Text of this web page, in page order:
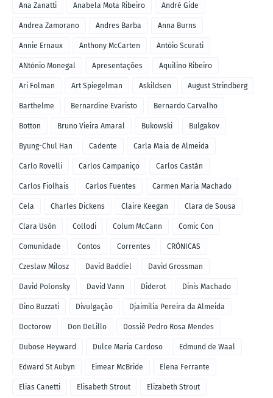
Ana Zanatti Anabela Mota Ribeiro André Gide
Andrea Zamorano Andres Barba Anna Burns
Annie Ernaux Anthony McCarten Antóio Scurati
ANtónio Monegal Apresentações Aquilino Ribeiro
Ari Folman Art Spiegelman Askildsen August Strindberg
Barthelme Bernardine Evaristo Bernardo Carvalho
Botton Bruno Vieira Amaral Bukowski Bulgakov
Byung-Chul Han Cadente Carla Maia de Almeida
Carlo Rovelli Carlos Campaniço Carlos Castán
Carlos Fiolhais Carlos Fuentes Carmen Maria Machado
Cela Charles Dickens Claire Keegan Clara de Sousa
Clara Usón Collodi Colum McCann Comic Con
Comunidade Contos Correntes CRÓNICAS
Czeslaw Milosz David Baddiel David Grossman
David Polonsky David Vann Diderot Dinis Machado
Dino Buzzati Divulgação Djaimilia Pereira da Almeida
Doctorow Don DeLillo Dossiê Pedro Rosa Mendes
Dubose Heyward Dulce Maria Cardoso Edmund de Waal
Edward St Aubyn Eimear McBride Elena Ferrante
Elias Canetti Elisabeth Strout Elizabeth Strout